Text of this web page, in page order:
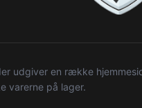
udgiver en række
varerne på lager.